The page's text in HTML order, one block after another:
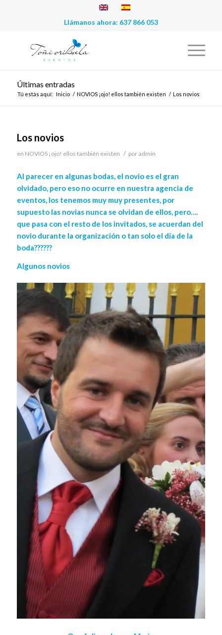
Llámanos ahora: 637 866 053
Últimas entradas
Tú estás aquí: Inicio / NOVIOS ¡ojo! ellos también existen / Los novios
Los novios
en NOVIOS ¡ojo! ellos también existen / por admin
Al parecer en algunas bodas, el novio es el gran
olvidado, pero eso no ocurre en nuestra agencia de
eventos, los tenemos muy muy presentes, por
supuesto las novias nunca se olvidan de ellos, pero….
que pasa con el resto de los invitados, se acuerdan del
novio durante la organización o tan solo el día de la
boda??????
Algunos novios